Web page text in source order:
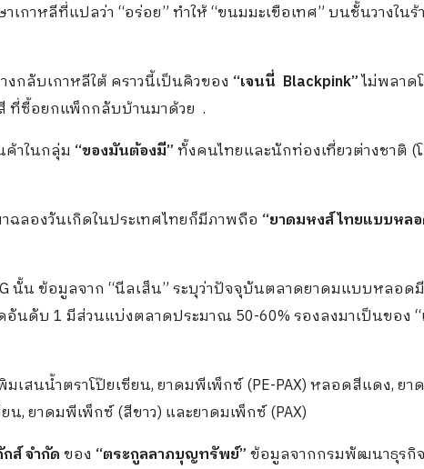
หลีที่แปลว่า “อร่อย” ทำให้ “ขนมมะเขือเทศ” บนชั้นวางในร้า
งกลับเกาหลีใต้ คราวนี้เป็นคิวของ “เจนนี่ Blackpink”ไม่พลาด
ที่ซื้อยกแพ็กกลับบ้านมาด้วย .
ค้าในกลุ่ม “ของมันต้องมี”ทั้งคนไทยและนักท่องเที่ยวต่างชาติ (
ฉลองวันเกิดในประเทศไทยก็มีภาพถือ “ยาดมหงส์ไทยแบบหล
นั้น ​ข้อมูลจาก “นีลเส็น” ระบุว่าปัจจุบันตลาดยาดมแบบหลอดมี
ดอันดับ 1 มีส่วนแบ่งตลาดประมาณ 50-60% รองลงมาเป็นของ
สนน้ำตราโป๊ยเซียน, ยาดมพีเพ็กซ์ (PE-PAX) หลอดสีแดง, ยา
, ยาดมพีเพ็กซ์ (สีขาว) และยาดมเพ็กซ์ (PAX)
ส์ จำกัดของ “ตระกูลลาภบุญทรัพย์”ข้อมูลจากกรมพัฒนาธุรกิ